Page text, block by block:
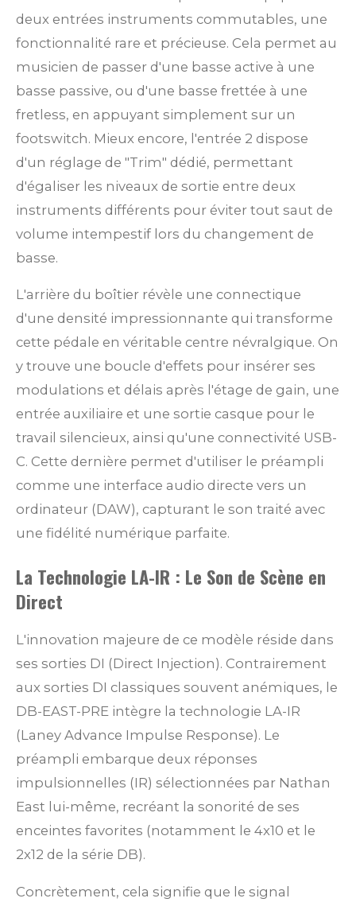
deux entrées instruments commutables, une
fonctionnalité rare et précieuse. Cela permet au
musicien de passer d'une basse active à une
basse passive, ou d'une basse frettée à une
fretless, en appuyant simplement sur un
footswitch. Mieux encore, l'entrée 2 dispose
d'un réglage de "Trim" dédié, permettant
d'égaliser les niveaux de sortie entre deux
instruments différents pour éviter tout saut de
volume intempestif lors du changement de
basse.
L'arrière du boîtier révèle une connectique
d'une densité impressionnante qui transforme
cette pédale en véritable centre névralgique. On
y trouve une boucle d'effets pour insérer ses
modulations et délais après l'étage de gain, une
entrée auxiliaire et une sortie casque pour le
travail silencieux, ainsi qu'une connectivité USB-
C. Cette dernière permet d'utiliser le préampli
comme une interface audio directe vers un
ordinateur (DAW), capturant le son traité avec
une fidélité numérique parfaite.
La Technologie LA-IR : Le Son de Scène en
Direct
L'innovation majeure de ce modèle réside dans
ses sorties DI (Direct Injection). Contrairement
aux sorties DI classiques souvent anémiques, le
DB-EAST-PRE intègre la technologie LA-IR
(Laney Advance Impulse Response). Le
préampli embarque deux réponses
impulsionnelles (IR) sélectionnées par Nathan
East lui-même, recréant la sonorité de ses
enceintes favorites (notamment le 4x10 et le
2x12 de la série DB).
Concrètement, cela signifie que le signal